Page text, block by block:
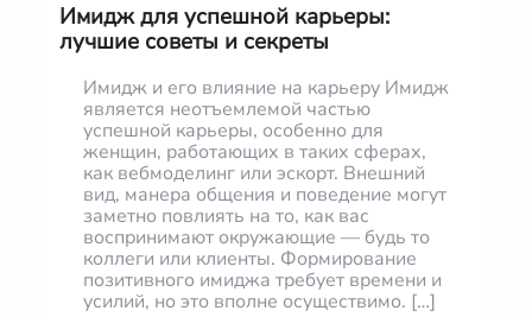
Имидж для успешной карьеры:
лучшие советы и секреты
Имидж и его влияние на карьеру Имидж
является неотъемлемой частью
успешной карьеры, особенно для
женщин, работающих в таких сферах,
как вебмоделинг или эскорт. Внешний
вид, манера общения и поведение могут
заметно повлиять на то, как вас
воспринимают окружающие — будь то
коллеги или клиенты. Формирование
позитивного имиджа требует времени и
усилий, но это вполне осуществимо. […]